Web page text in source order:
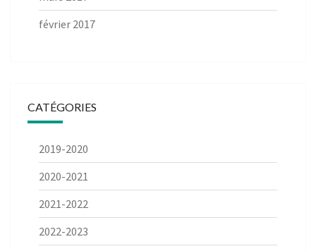
février 2017
CATÉGORIES
2019-2020
2020-2021
2021-2022
2022-2023